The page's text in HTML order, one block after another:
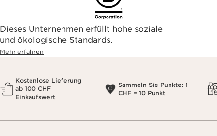
Dieses Unternehmen erfüllt hohe soziale
und ökologische Standards.
Mehr erfahren
Kostenlose Lieferung
ab 100 CHF
Einkaufswert
Sammeln Sie Punkte: 1
CHF = 10 Punkt